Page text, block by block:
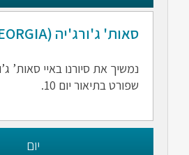
סאות' ג'ורג'יה (SOUTH GEORGIA)
נמשיך את סיורנו באיי סאות’
שפורט בתיאור יום 10.
יום